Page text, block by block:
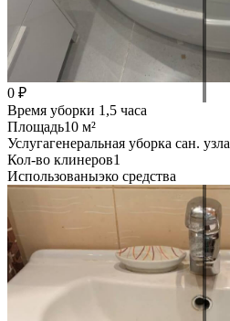
0 ₽
Время уборки 1,5 часа
Площадь10 м²
Услугагенеральная уборка сан. узла
Кол-во клинеров1
Использованыэко средства